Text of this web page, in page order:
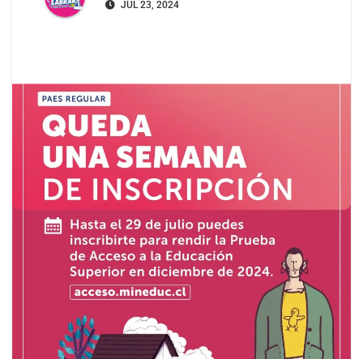
JUL 23, 2024